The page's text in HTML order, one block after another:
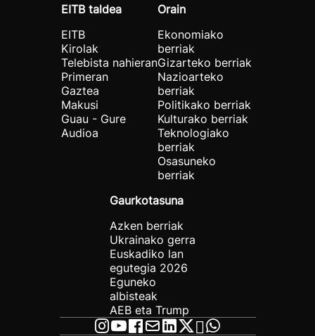
EITB taldea
EITB
Kirolak
Telebista nahieran
Primeran
Gaztea
Makusi
Guau - Gure
Audioa
Orain
Ekonomiako
berriak
Gizarteko berriak
Nazioarteko
berriak
Politikako berriak
Kulturako berriak
Teknologiako
berriak
Osasuneko
berriak
Gaurkotasuna
Azken berriak
Ukrainako gerra
Euskadiko lan
egutegia 2026
Eguneko
albisteak
AEB eta Trump